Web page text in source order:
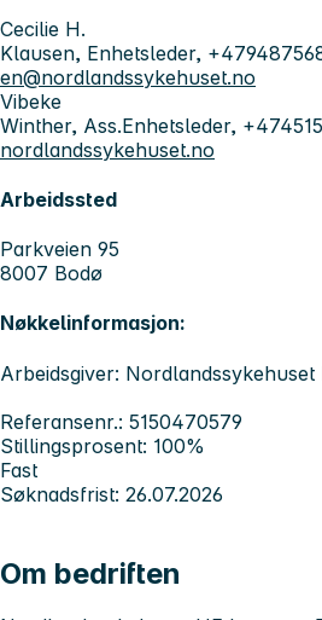
Cecilie H.
Klausen, Enhetsleder,
en@nordlandssykehuset.no
Vibeke
Winther, Ass.Enhetsleder,
nordlandssykehuset.no
Arbeidssted
Parkveien 95
8007 Bodø
Nøkkelinformasjon:
Arbeidsgiver: Nordlandssykehuset
Referansenr.: 5150470579
Stillingsprosent: 100%
Fast
Søknadsfrist: 26.07.2026
Om bedriften